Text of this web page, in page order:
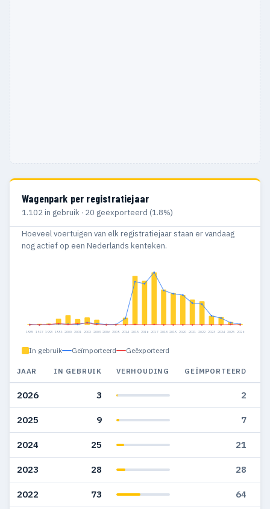
Wagenpark per registratiejaar
1.102 in gebruik · 20 geëxporteerd (1.8%)
Hoeveel voertuigen van elk registratiejaar staan er vandaag
nog actief op een Nederlands kenteken.
1985 1997 1998 1999 2000 2001 2002 2003 2006 2009 2014 2015 2016 2017 2018 2019 2020 2021 2022 2023 2024 2025 2026
In gebruik Geïmporteerd Geëxporteerd
JAAR IN GEBRUIK VERHOUDING GEÏMPORTEERD
2026 3 2
2025 9 7
2024 25 21
2023 28 28
2022 73 64